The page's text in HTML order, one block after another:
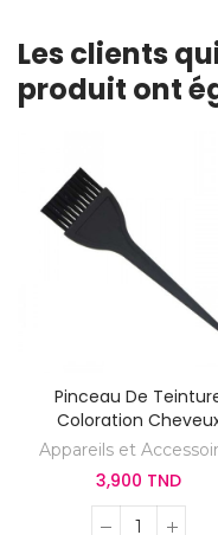
Les clients
produit ont
Pinceau De
Coloration
Appareils et
3,900 TND